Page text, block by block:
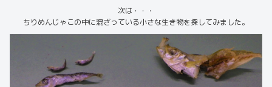
次は・・・
ちりめんじゃこの中に混ざっている小さな生き物を探してみました。